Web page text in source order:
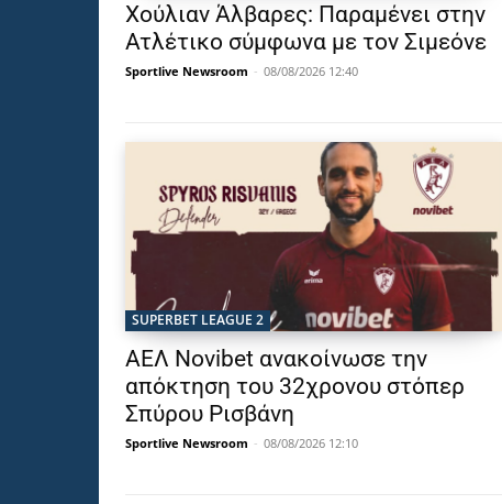
Χούλιαν Άλβαρες: Παραμένει στην
Ατλέτικο σύμφωνα με τον Σιμεόνε
Sportlive Newsroom - 08/08/2026 12:40
SUPERBET LEAGUE 2
ΑΕΛ Novibet ανακοίνωσε την
απόκτηση του 32χρονου στόπερ
Σπύρου Ρισβάνη
Sportlive Newsroom - 08/08/2026 12:10